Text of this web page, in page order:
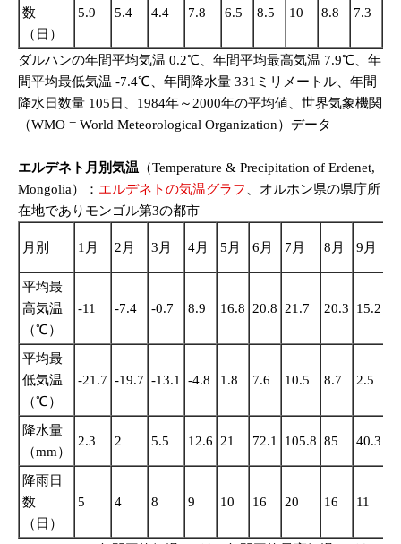
数
（日）
5.9 5.4 4.4 7.8 6.5 8.5 10 8.8 7.3
ダルハンの年間平均気温 0.2℃、年間平均最高気温 7.9℃、年
間平均最低気温 -7.4℃、年間降水量 331ミリメートル、年間
降水日数量 105日、1984年～2000年の平均値、世界気象機関
（WMO = World Meteorological Organization）データ
エルデネト月別気温 （Temperature & Precipitation of Erdenet,
Mongolia）： エルデネトの気温グラフ 、オルホン県の県庁所
在地でありモンゴル第3の都市
月別 1月 2月 3月 4月 5月 6月 7月 8月 9月
平均最
高気温
（℃）
-11 -7.4 -0.7 8.9 16.8 20.8 21.7 20.3 15.2
平均最
低気温
（℃）
-21.7 -19.7 -13.1 -4.8 1.8 7.6 10.5 8.7 2.5
降水量
（mm）
2.3 2 5.5 12.6 21 72.1 105.8 85 40.3
降雨日
数
（日）
5 4 8 9 10 16 20 16 11